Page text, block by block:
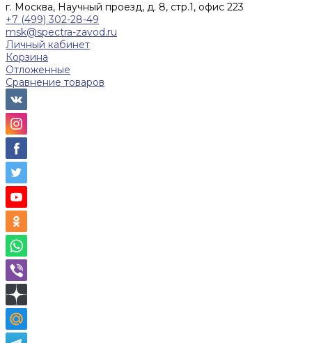
г. Москва, Научный проезд, д. 8, стр.1, офис 223
+7 (499) 302-28-49
msk@spectra-zavod.ru
Личный кабинет
Корзина
Отложенные
Сравнение товаров